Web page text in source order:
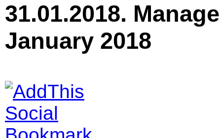
31.01.2018.
January 2018